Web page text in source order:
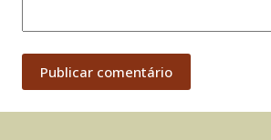
Publicar comentário